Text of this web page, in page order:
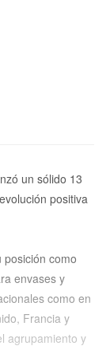
un sólido 13
positiva
posición como
envases y
como en
Francia y
agrupamiento y